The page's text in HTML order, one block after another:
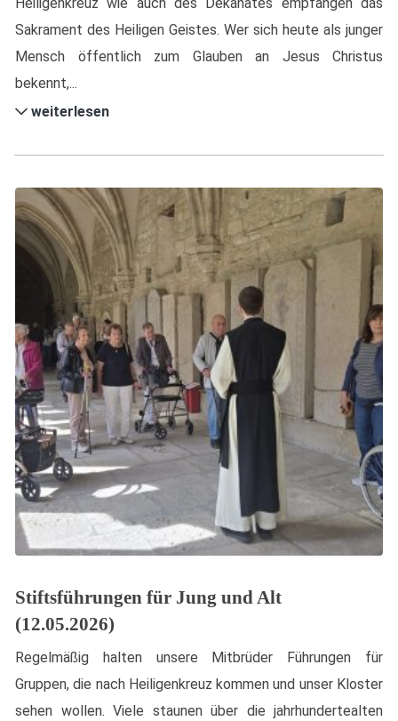
Heiligenkreuz wie auch des Dekanates empfangen das
Sakrament des Heiligen Geistes. Wer sich heute als junger
Mensch öffentlich zum Glauben an Jesus Christus
bekennt,...
weiterlesen
Stiftsführungen für Jung und Alt
(12.05.2026)
Regelmäßig halten unsere Mitbrüder Führungen für
Gruppen, die nach Heiligenkreuz kommen und unser Kloster
sehen wollen. Viele staunen über die jahrhundertealten